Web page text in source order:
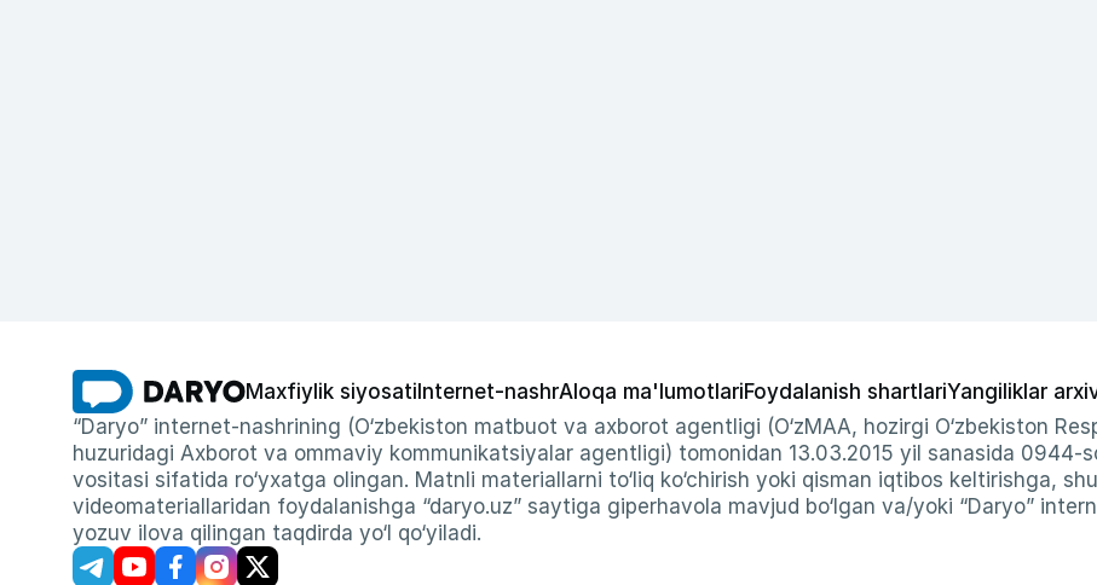
Maxfiylik siyosati Internet-nashrAloqa ma'lumotlariFoydalanish shartlariYangiliklar
“Daryo” internet-nashrining (O‘zbekiston matbuot va axborot agentligi (O‘zMAA, hozirgi O‘zbekiston
huzuridagi Axborot va ommaviy kommunikatsiyalar agentligi) tomonidan 13.03.2015 yil sanasida 0944-
vositasi sifatida ro‘yxatga olingan. Matnli materiallarni to‘liq ko‘chirish yoki qisman iqtibos keltirishga,
videomateriallaridan foydalanishga “daryo.uz” saytiga giperhavola mavjud bo‘lgan va/yoki “Daryo”
yozuv ilova qilingan taqdirda yo‘l qo‘yiladi.